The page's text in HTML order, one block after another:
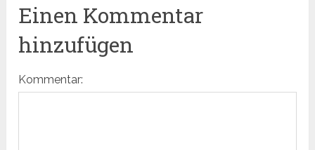
Einen Kommentar
hinzufügen
Kommentar: